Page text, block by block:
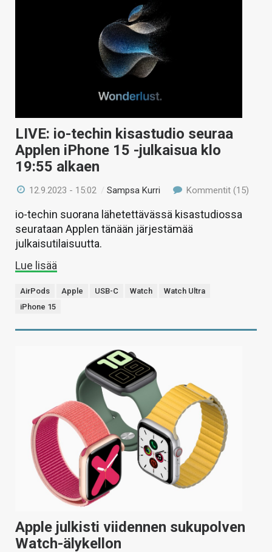
LIVE: io-techin kisastudio seuraa
Applen iPhone 15 -julkaisua klo
19:55 alkaen
12.9.2023 - 15:02 /Sampsa Kurri Kommentit (15)
io-techin suorana lähetettävässä kisastudiossa
seurataan Applen tänään järjestämää
julkaisutilaisuutta.
Lue lisää
AirPods Apple USB-C Watch
Watch Ultra
iPhone 15
Apple julkisti viidennen sukupolven
Watch-älykellon